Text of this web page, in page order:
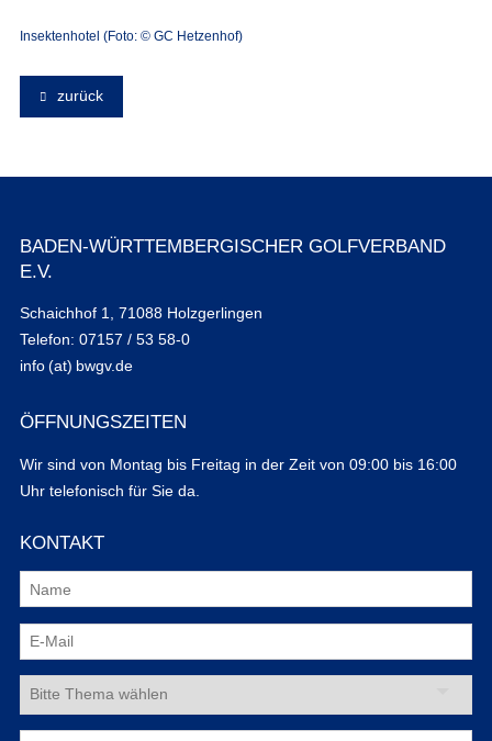
Insektenhotel (Foto: © GC Hetzenhof)
zurück
BADEN-WÜRTTEMBERGISCHER GOLFVERBAND
E.V.
Schaichhof 1, 71088 Holzgerlingen
Telefon: 07157 / 53 58-0
info (at) bwgv.de
ÖFFNUNGSZEITEN
Wir sind von Montag bis Freitag in der Zeit von 09:00 bis 16:00
Uhr telefonisch für Sie da.
KONTAKT